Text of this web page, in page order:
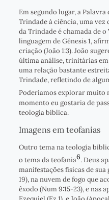
Em segundo lugar, a
Trindade à ciência, uma vez
da Trindade é chamada de
linguagem de Gênesis 1,
criação (João 1:3). João
última análise, trinitárias
uma relação bastante
Trindade, refletindo de
Poderíamos explorar muito
momento eu gostaria de
teologia bíblica.
Imagens em teofanias
Outro tema na teologia
o tema da teofania6. Deus
manifestações físicas de
19), na nuvem de fogo que
êxodo (Num 9:15-23), e nas